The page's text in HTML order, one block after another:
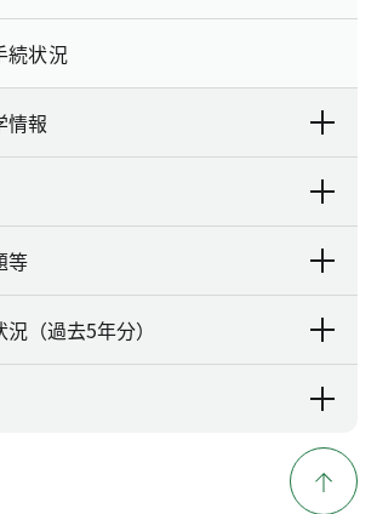
状況
情報
等
（過去5年分）